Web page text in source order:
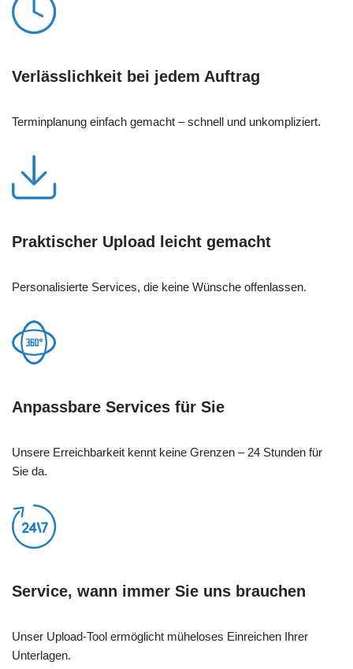
Verlässlichkeit bei jedem Auftrag
Terminplanung einfach gemacht – schnell und unkompliziert.
Praktischer Upload leicht gemacht
Personalisierte Services, die keine Wünsche offenlassen.
Anpassbare Services für Sie
Unsere Erreichbarkeit kennt keine Grenzen – 24 Stunden für
Sie da.
Service, wann immer Sie uns brauchen
Unser Upload-Tool ermöglicht müheloses Einreichen Ihrer
Unterlagen.